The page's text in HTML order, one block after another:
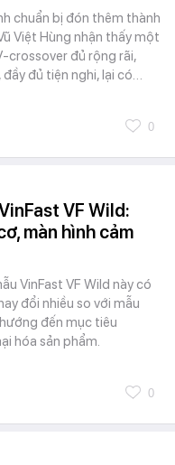
chuẩn bị đón thêm thành
Việt Hùng nhận thấy một
crossover đủ rộng rãi,
đầy đủ tiện nghi, lại có…
0
VF Wild:
màn hình cảm
VinFast VF Wild này có
đổi nhiều so với mẫu
đến mục tiêu
hóa sản phẩm.
0